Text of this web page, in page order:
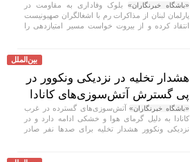
«باشگاه خبرنگاران» بلوک وفاداری به مقاومت در
پارلمان لبنان از مذاکرات رم با اشغالگران صهیونیست
انتقاد کرده و از بیروت خواست مسیر امتیازدهی را
بین‌الملل
هشدار تخلیه در نزدیکی ونکوور در
پی گسترش آتش‌سوزی‌های کانادا
«باشگاه خبرنگاران»آتش‌سوزی‌های گسترده در غرب
کانادا به دلیل گرمای هوا و خشکی ادامه دارد و در
نزدیکی ونکوور هشدار تخلیه برای صد‌ها نفر صادر